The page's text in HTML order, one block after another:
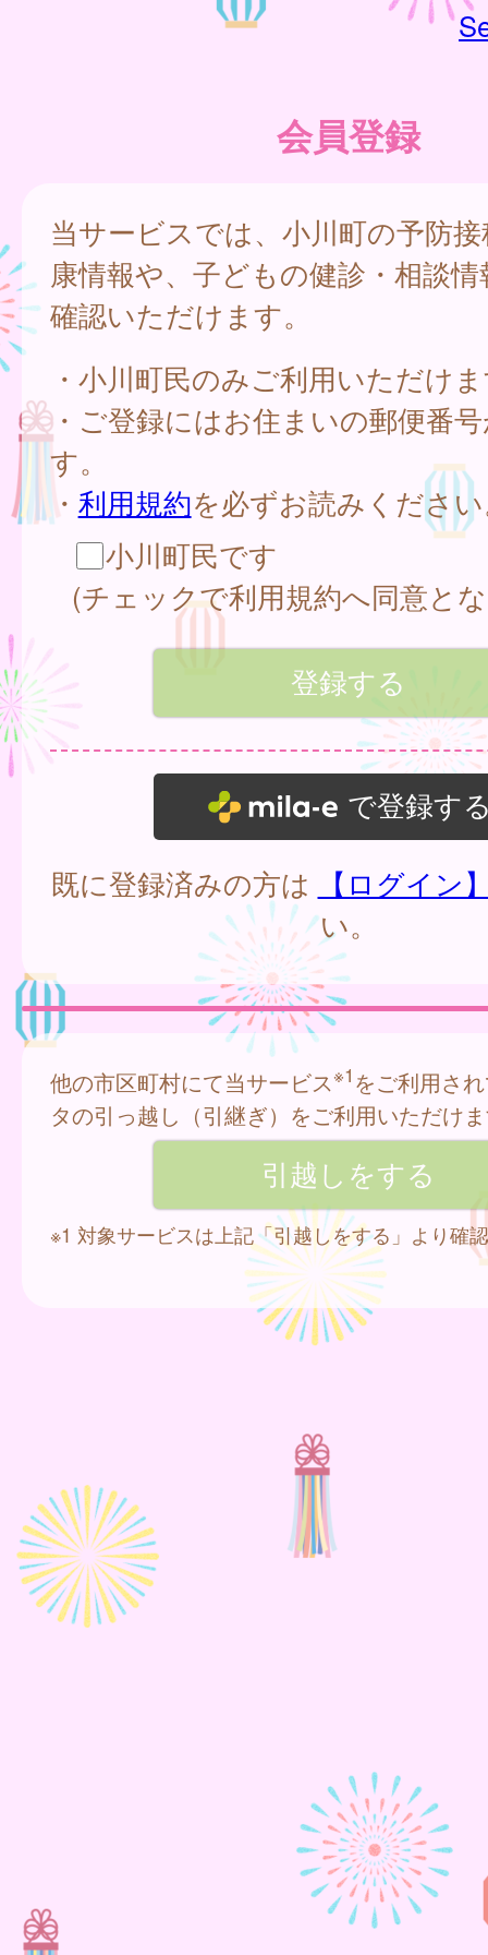
会員登録
当サービスでは、小川町の予防
康情報や、子どもの健診・相談
確認いただけます。
・小川町民のみご利用いただけ
・ご登録にはお住まいの郵便番
す。
・ 利用規約を必ずお読みくださ
小川町民です
(チェックで利用規約へ同意と
で登録す
既に登録済みの方は
【ログイン
い。
他の市区町村にて当サービス※1 をご利用さ
タの引っ越し（引継ぎ）をご利用いただけ
※1 対象サービスは上記「引越しをする」より確